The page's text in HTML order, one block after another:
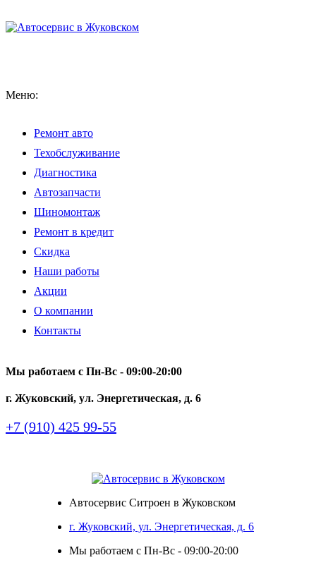
Меню:
Ремонт авто
Техобслуживание
Диагностика
Автозапчасти
Шиномонтаж
Ремонт в кредит
Скидка
Наши работы
Акции
О компании
Контакты
Мы работаем с Пн-Вc - 09:00-20:00
г. Жуковский, ул. Энергетическая, д. 6
+7 (910) 425 99-55
Автосервис Ситроен в Жуковском
г. Жуковский, ул. Энергетическая, д. 6
Мы работаем с Пн-Вc - 09:00-20:00